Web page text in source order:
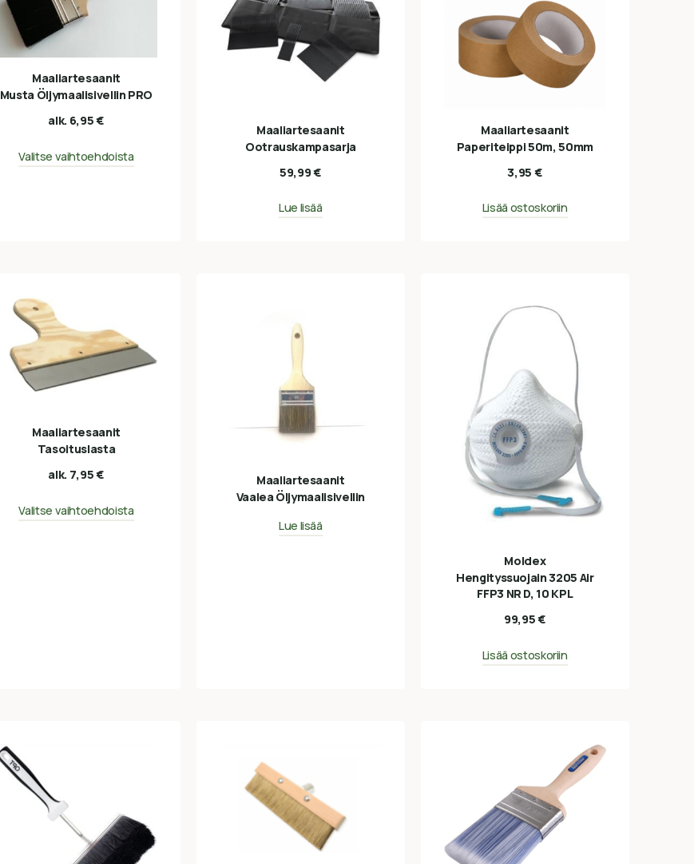
Maaliartesaanit
Musta Öljymaalisivellin PRO
alk. 6,95€
Valitse vaihtoehdoista
Maaliartesaanit
Ootrauskampasarja
59,99€
Lue lisää
Maaliartesaanit
Paperiteippi 50m, 50mm
3,95 €
Lisää ostoskoriin
Maaliartesaanit
Tasoituslasta
alk. 7,95€
Valitse vaihtoehdoista
Maaliartesaanit
Vaalea Öljymaalisivellin
Lue lisää
Moldex
Hengityssuojain 3205 Air
FFP3 NR D, 10 KPL
99,95€
Lisää ostoskoriin